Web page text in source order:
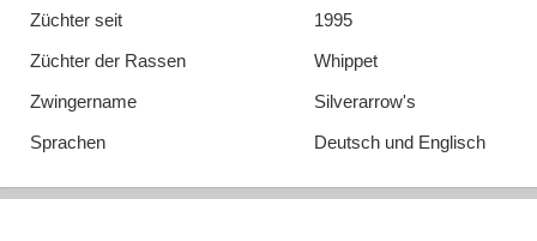
Züchter seit
1995
Züchter der Rassen
Whippet
Zwingername
Silverarrow's
Sprachen
Deutsch und Englisch